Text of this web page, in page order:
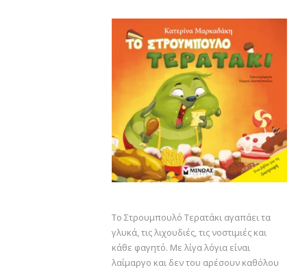
To Στρουμπουλό Τερατάκι αγαπάει τα
γλυκά, τις λιχουδιές, τις νοστιμιές και
κάθε φαγητό. Με λίγα λόγια είναι
λαίμαργο και δεν του αρέσουν καθόλου